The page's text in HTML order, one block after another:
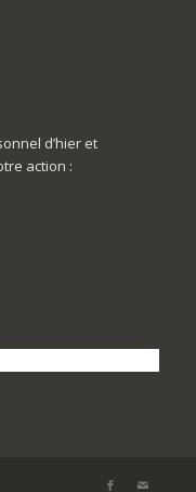
d’hier et
action :